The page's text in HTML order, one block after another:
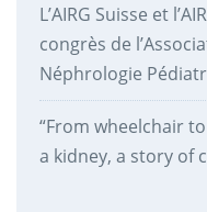
L’AIRG Suisse et
congrès de
Néphrologie
“From wheelchair
a kidney, a story of